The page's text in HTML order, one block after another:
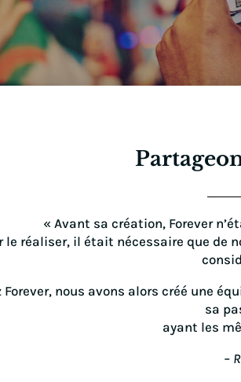
« Avant sa création, Forever
le réaliser, il était nécessaire que de
Forever, nous avons alors créé une
sa
ayant les
–